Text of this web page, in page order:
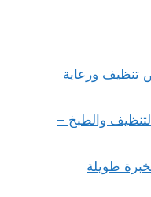
تنظيف ورعاية
والطبخ –
طويلة